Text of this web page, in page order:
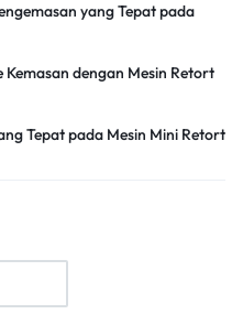
yang Tepat pada
Kemasan dengan Mesin Retort
Tepat pada Mesin Mini Retort